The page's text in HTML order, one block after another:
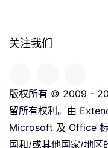
关注我们
版权所有 © 2009 -
留所有权利。由
Microsoft 及 Office
国和/或其他国家/地区